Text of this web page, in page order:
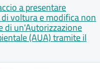
a presentare
voltura e modifica non
di un'Autorizzazione
(AUA) tramite il